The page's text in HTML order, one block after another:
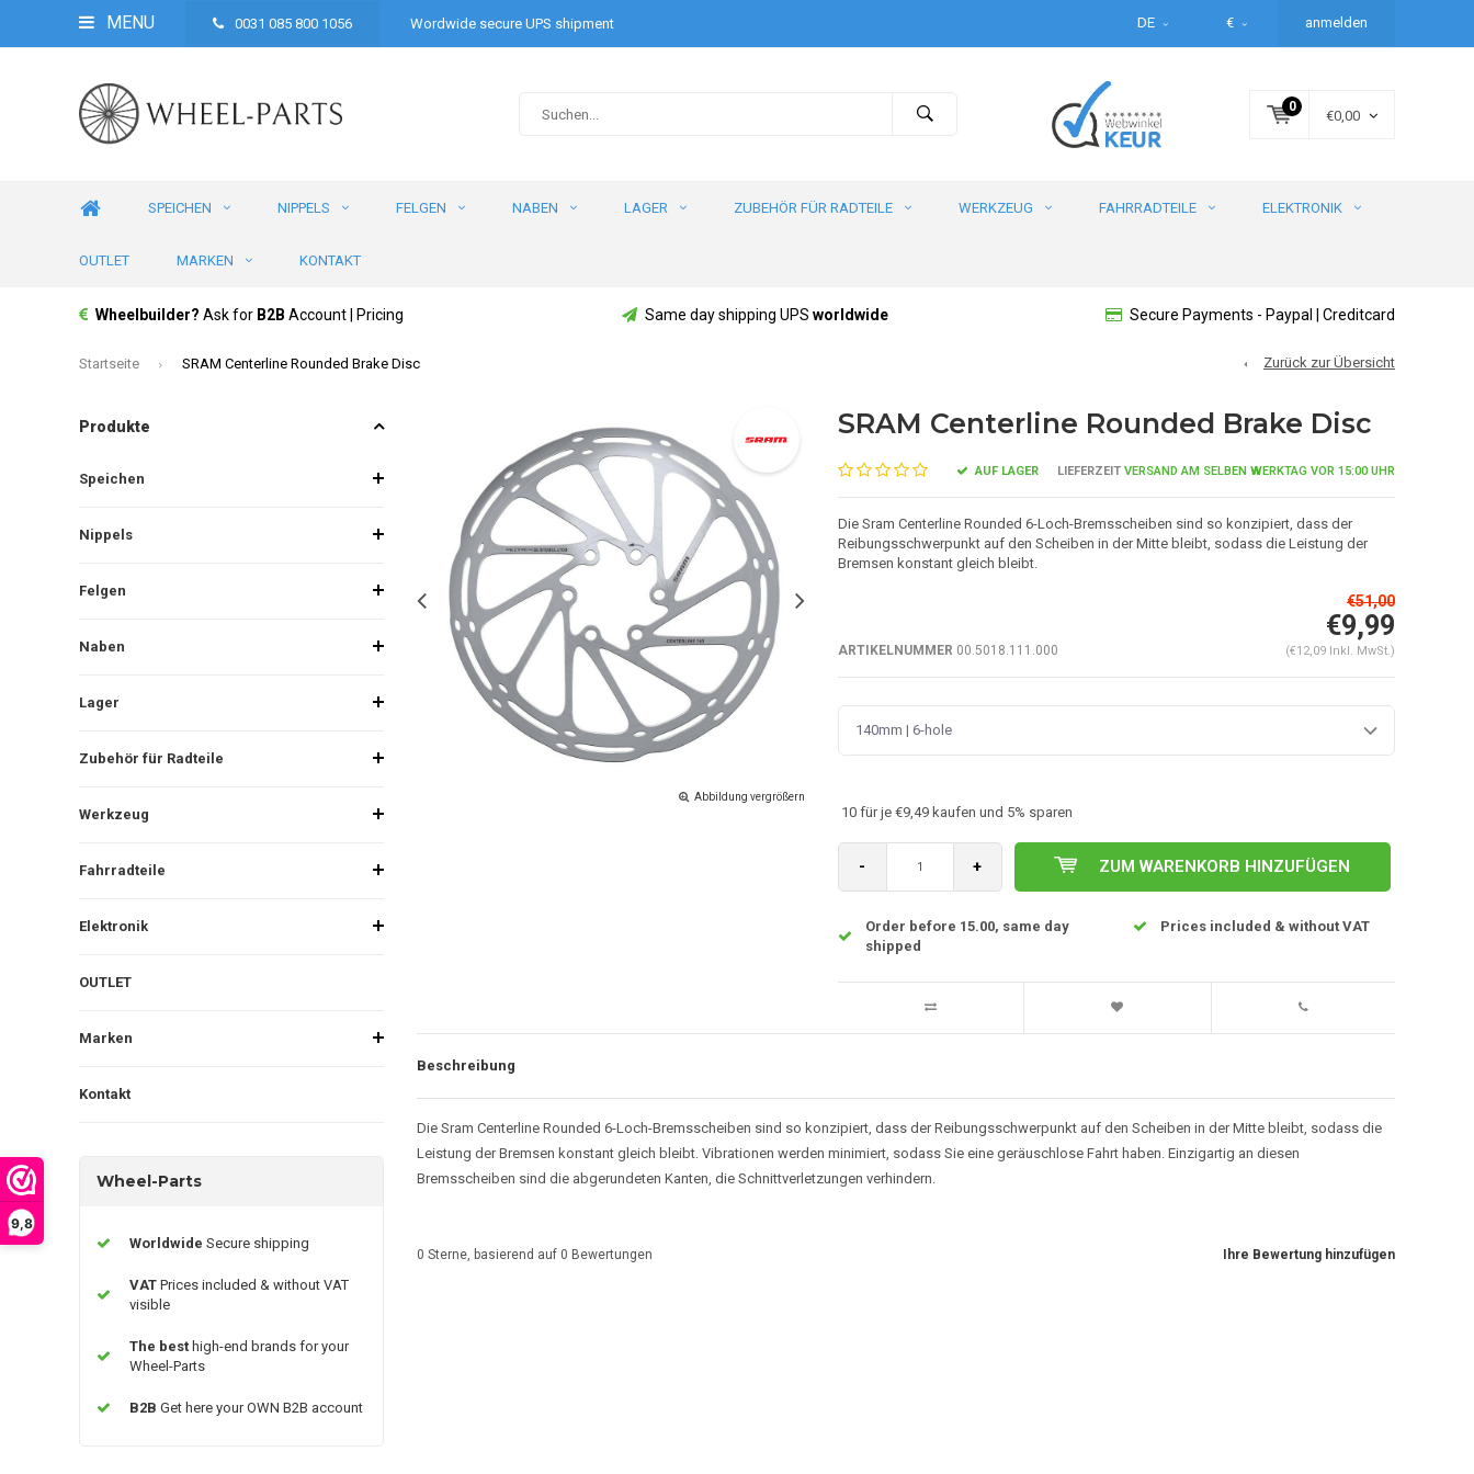
9,8
MENU 0031 085 800 1056 Wordwide secure UPS shipment DE € anmelden
0
€0,00
SPEICHEN NIPPELS FELGEN NABEN LAGER ZUBEHÖR FÜR RADTEILE WERKZEUG FAHRRADTEILE ELEKTRONIK
OUTLET MARKEN KONTAKT
Wheelbuilder? Ask for B2B Account | Pricing Same day shipping UPS worldwide Secure Payments - Paypal | Creditcard
Startseite SRAM Centerline Rounded Brake Disc Zurück zur Übersicht
Produkte
Speichen
Nippels
Felgen
Naben
Lager
Zubehör für Radteile
Werkzeug
Fahrradteile
Elektronik
OUTLET
Marken
Kontakt
Wheel-Parts
Worldwide Secure shipping
VAT Prices included & without VAT
visible
The best high-end brands for your
Wheel-Parts
B2B Get here your OWN B2B account
Abbildung vergrößern
SRAM Centerline Rounded Brake Disc
AUF LAGER LIEFERZEITVERSAND AM SELBEN WERKTAG VOR 15:00 UHR
Die Sram Centerline Rounded 6-Loch-Bremsscheiben sind so konzipiert, dass der
Reibungsschwerpunkt auf den Scheiben in der Mitte bleibt, sodass die Leistung der
Bremsen konstant gleich bleibt.
ARTIKELNUMMER 00.5018.111.000
€51,00
€9,99
(€12,09 Inkl. MwSt.)
140mm | 6-hole
10 für je €9,49 kaufen und 5% sparen
- + ZUM WARENKORB HINZUFÜGEN
Order before 15.00, same day
shipped
Prices included & without VAT
Beschreibung
Die Sram Centerline Rounded 6-Loch-Bremsscheiben sind so konzipiert, dass der Reibungsschwerpunkt auf den Scheiben in der Mitte bleibt, sodass die
Leistung der Bremsen konstant gleich bleibt. Vibrationen werden minimiert, sodass Sie eine geräuschlose Fahrt haben. Einzigartig an diesen
Bremsscheiben sind die abgerundeten Kanten, die Schnittverletzungen verhindern.
Ihre Bewertung hinzufügen
0 Sterne, basierend auf 0 Bewertungen